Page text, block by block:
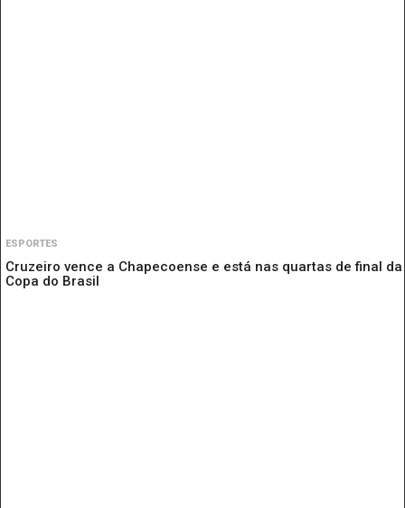
ESPORTES
Cruzeiro vence a Chapecoense e está nas quartas de final da
Copa do Brasil